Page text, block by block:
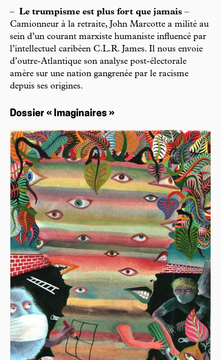
– Le trumpisme est plus fort que jamais –
Camionneur à la retraite, John Marcotte a milité au
sein d’un courant marxiste humaniste influencé par
l’intellectuel caribéen C.L.R. James. Il nous envoie
d’outre-Atlantique son analyse post-électorale
amère sur une nation gangrenée par le racisme
depuis ses origines.
Dossier « Imaginaires »